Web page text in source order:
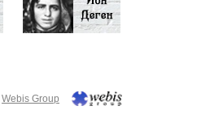
Webis Group